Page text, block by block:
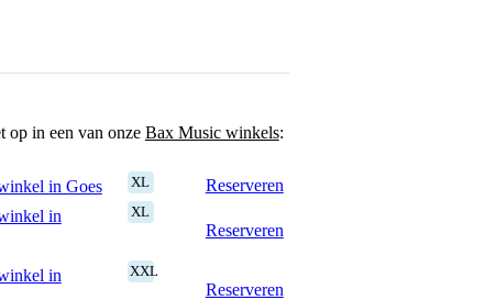
op in een van onze Bax Music winkels:
in Goes XL
Reserveren
in
XL
Reserveren
in
XXL
Reserveren